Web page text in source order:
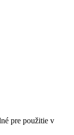
pre použitie v